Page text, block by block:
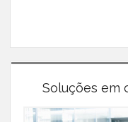
Soluções em